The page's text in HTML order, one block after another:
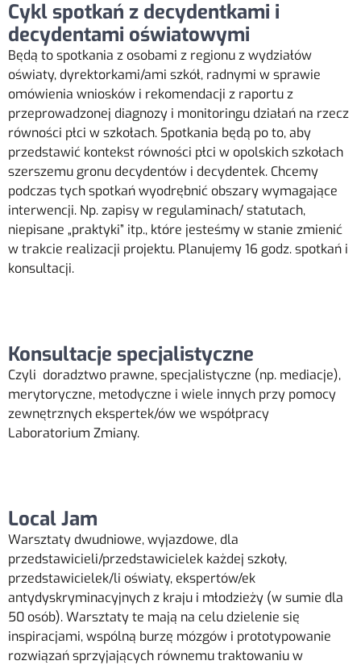
Cykl spotkań z decydentkami i
decydentami oświatowymi
Będą to spotkania z osobami z regionu z wydziałów
oświaty, dyrektorkami/ami szkół, radnymi w sprawie
omówienia wniosków i rekomendacji z raportu z
przeprowadzonej diagnozy i monitoringu działań na rzecz
równości płci w szkołach. Spotkania będą po to, aby
przedstawić kontekst równości płci w opolskich szkołach
szerszemu gronu decydentów i decydentek. Chcemy
podczas tych spotkań wyodrębnić obszary wymagające
interwencji. Np. zapisy w regulaminach/ statutach,
niepisane „praktyki” itp., które jesteśmy w stanie zmienić
w trakcie realizacji projektu. Planujemy 16 godz. spotkań i
konsultacji.
Konsultacje specjalistyczne
Czyli doradztwo prawne, specjalistyczne (np. mediacje),
merytoryczne, metodyczne i wiele innych przy pomocy
zewnętrznych ekspertek/ów we współpracy
Laboratorium Zmiany.
Local Jam
Warsztaty dwudniowe, wyjazdowe, dla
przedstawicieli/przedstawicielek każdej szkoły,
przedstawicielek/li oświaty, ekspertów/ek
antydyskryminacyjnych z kraju i młodzieży (w sumie dla
50 osób). Warsztaty te mają na celu dzielenie się
inspiracjami, wspólną burzę mózgów i prototypowanie
rozwiązań sprzyjających równemu traktowaniu w